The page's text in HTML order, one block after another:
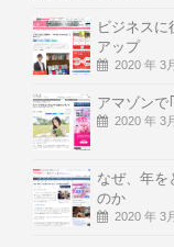
ビジネス
アップ
2020 年 3
アマゾンで
2020 年 3
なぜ、年を
のか
2020 年 3